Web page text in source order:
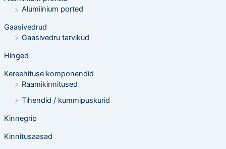
n
g
Alumiinium ported
Gaasivedrud
Gaasivedru tarvikud
Hinged
Kereehituse komponendid
Raamikinnitused
Tihendid / kummipuskurid
Kinnegrip
Kinnitusaasad